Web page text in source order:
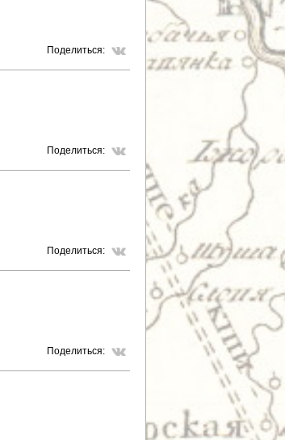
Поделиться:
Поделиться:
Поделиться:
Поделиться: